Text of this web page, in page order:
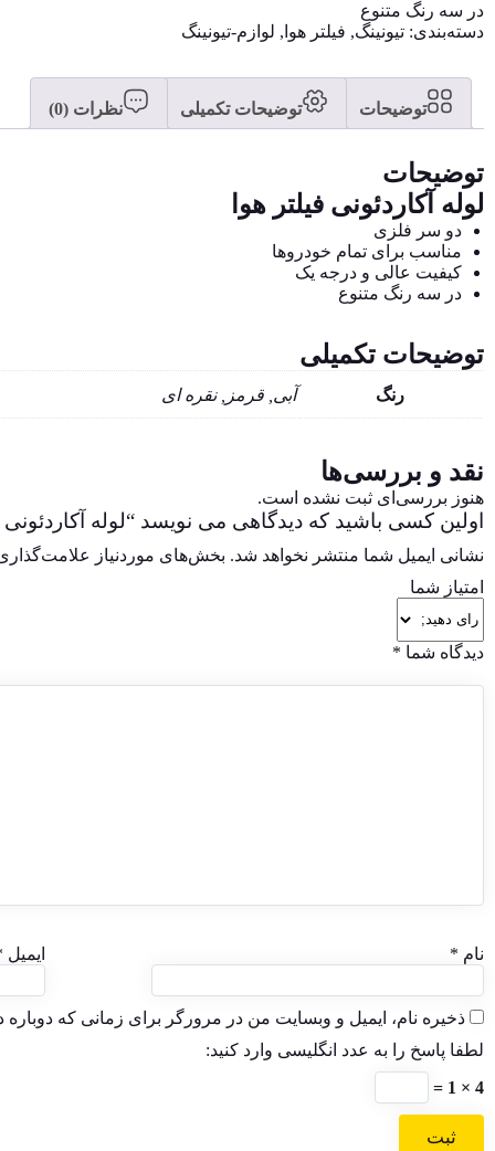
در سه رنگ متنوع
دسته‌بندی: تیونینگ, فیلتر هوا , لوازم-تیونینگ
توضیحات توضیحات تکمیلی نظرات (0)
توضیحات
لوله آکاردئونی فیلتر هوا
دو سر فلزی
مناسب برای تمام خودروها
کیفیت عالی و درجه یک
در سه رنگ متنوع
توضیحات تکمیلی
رنگ آبی, قرمز, نقره ای
نقد و بررسی‌ها
هنوز بررسی‌ای ثبت نشده است.
اولین کسی باشید که دیدگاهی می نویسد “لوله آکاردئونی
نشانی ایمیل شما منتشر نخواهد شد. بخش‌های موردنیاز
امتیاز شما
دیدگاه شما *
نام * ایمیل
ذخیره نام، ایمیل و وبسایت من در مرورگر برای زمانی که
لطفا پاسخ را به عدد انگلیسی وارد کنید:
4 × 1 =